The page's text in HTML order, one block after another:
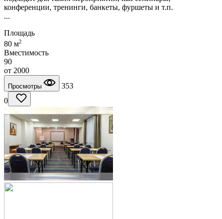
конференции, тренинги, банкеты, фуршеты и т.п.
...
Площадь
80 м2
Вместимость
90
от 2000
Просмотры
353
0